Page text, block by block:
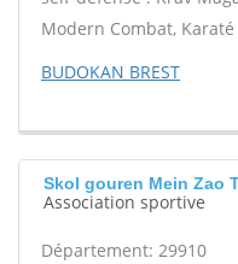
Modern Combat,
BUDOKAN BREST
Skol gouren Mein Zao
Association sportive
Département: 29910